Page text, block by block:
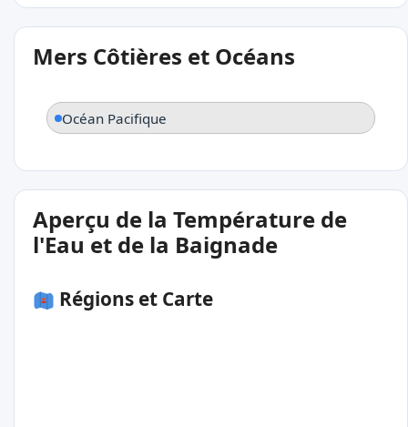
Mers Côtières et Océans
Océan Pacifique
Aperçu de la Température de
l'Eau et de la Baignade
Régions et Carte